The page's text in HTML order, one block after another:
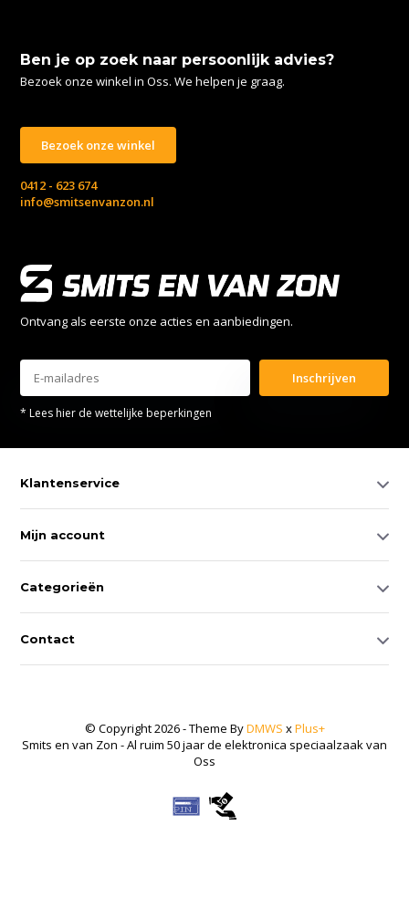
Ben je op zoek naar persoonlijk advies?
Bezoek onze winkel in Oss. We helpen je graag.
Bezoek onze winkel
0412 - 623 674
info@smitsenvanzon.nl
Ontvang als eerste onze acties en aanbiedingen.
Inschrijven
* Lees hier de wettelijke beperkingen
Klantenservice
Mijn account
Categorieën
Contact
© Copyright 2026 - Theme ByDMWS xPlus+
Smits en van Zon - Al ruim 50 jaar de elektronica speciaalzaak van
Oss